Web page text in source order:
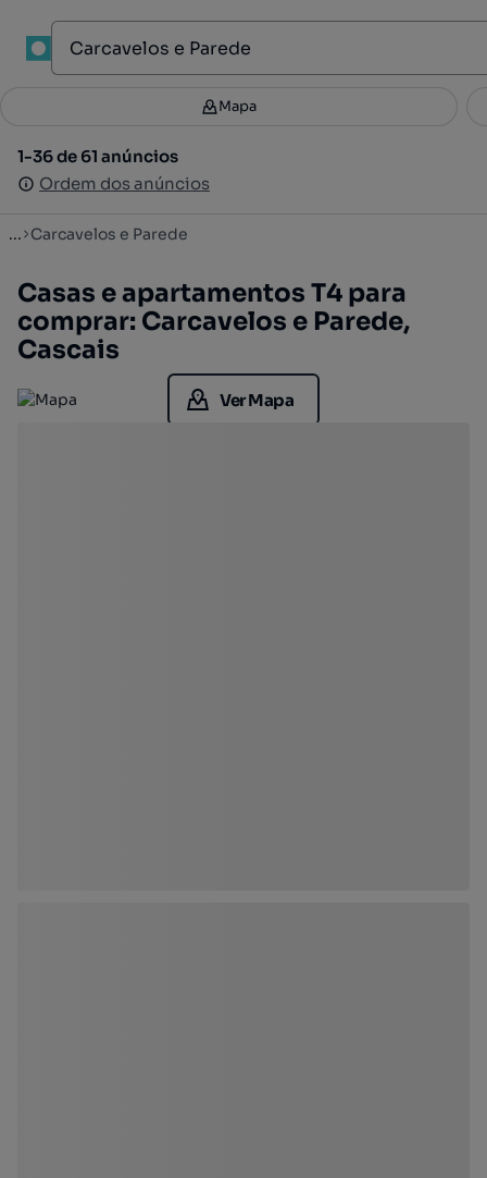
Filtros 2
1-36 de 61 anúncios
Ordem dos anúncios
Mapa
1-36 de 61 anúncios
Ordem dos anúncios
... Carcavelos e Parede
Casas e apartamentos T4 para
comprar: Carcavelos e Parede,
Cascais
Ver Mapa